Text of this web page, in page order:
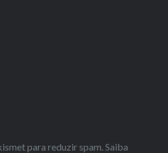
para reduzir spam.Saiba